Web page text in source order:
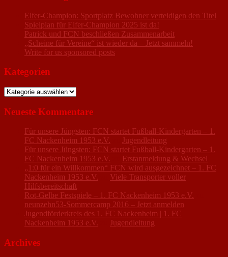
Elfer-Champion: Sportplatz Bewohner verteidigen den Titel
Spielplan für Elfer-Champion 2025 ist da!
Patrick und FCN beschließen Zusammenarbeit
„Scheine für Vereine“ ist wieder da – Jetzt sammeln!
Write for us sponsored posts
Kategorien
Kategorien
Neueste Kommentare
Für unsere Jüngsten: FCN startet Fußball-Kindergarten – 1.
FC Nackenheim 1953 e.V.
Jugendleitung
Für unsere Jüngsten: FCN startet Fußball-Kindergarten – 1.
FC Nackenheim 1953 e.V.
Erstanmeldung & Wechsel
„1:0 für ein Willkommen“ FCN wird ausgezeichnet – 1. FC
Nackenheim 1953 e.V.
Viele Transporter voller
Hilfsbereitschaft
Rot-Gelbe Festspiele – 1. FC Nackenheim 1953 e.V.
neunzehn53-Sommercamp 2016 – Jetzt anmelden
Jugendförderkreis des 1. FC Nackenheim | 1. FC
Nackenheim 1953 e.V.
Jugendleitung
Archives